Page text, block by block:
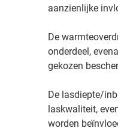
aanzienlijke
De
onderdeel,
gekozen
De lasdiepte/
laskwaliteit,
worden